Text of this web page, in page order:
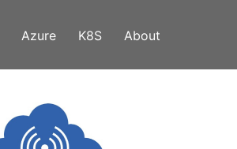
Azure K8S About